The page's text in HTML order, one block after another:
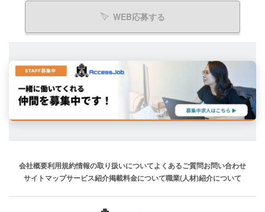
WEB応募する
会社概要利用規約情報の取り扱いについてよくあるご質問お問い合わせ
サイトマップサービス紹介掲載料金について職業(人材)紹介について